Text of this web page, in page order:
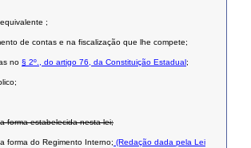
;
de contas e na fiscalização que lhe compete;
no § 2º., do artigo 76, da Constituição Estadual ;
forma estabelecida nesta lei;
forma do Regimento Interno; (Redação dada pela Lei